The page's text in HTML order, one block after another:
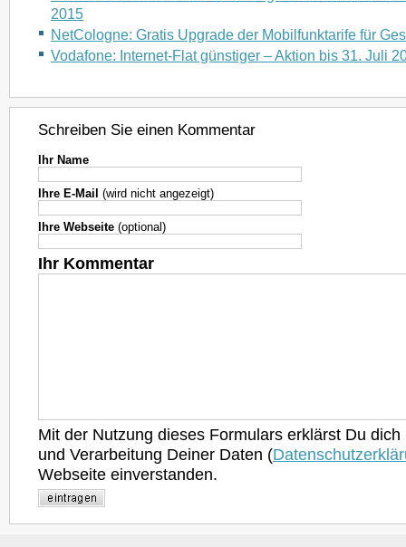
2015
NetCologne: Gratis Upgrade der Mobilfunktarife für
Vodafone: Internet-Flat günstiger – Aktion bis 31. Juli
Schreiben Sie einen Kommentar
Ihr Name
Ihre E-Mail (wird nicht angezeigt)
Ihre Webseite (optional)
Ihr Kommentar
Mit der Nutzung dieses Formulars erklärst Du
und Verarbeitung Deiner Daten (
Webseite einverstanden.